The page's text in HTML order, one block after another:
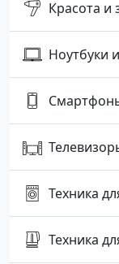
Красота и
Ноутбуки
Техника
Техника